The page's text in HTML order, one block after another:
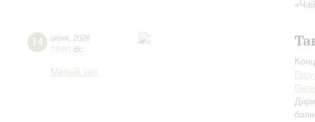
14 июня 2026
19:00 Вс
Малый зал